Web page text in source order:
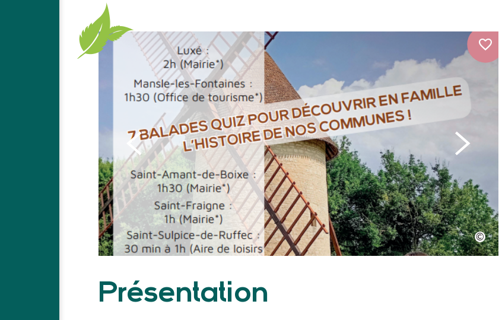
Présentation